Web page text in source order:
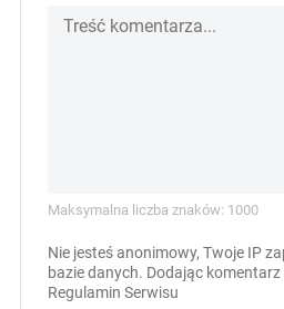
Maksymalna liczba znaków: 1000
Nie jesteś anonimowy, Twoje IP
bazie danych. Dodając
Regulamin Serwisu